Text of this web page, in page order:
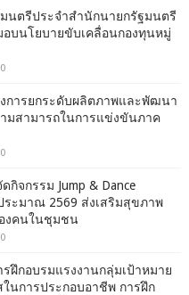
นตรีประจำสำนักนายกรัฐมนตรี
บนโยบายขับเคลื่อนกองทุนหมู่
0
การยกระดับผลิตภาพและพัฒนา
มสามารถในการแข่งขันภาค
0
กิจกรรม Jump & Dance
ระมาณ 2569 ส่งเสริมสุขภาพ
งคนในชุมชน
0
ฝึกอบรมแรงงานกลุ่มเป้าหมาย
ในการประกอบอาชีพ การฝึก